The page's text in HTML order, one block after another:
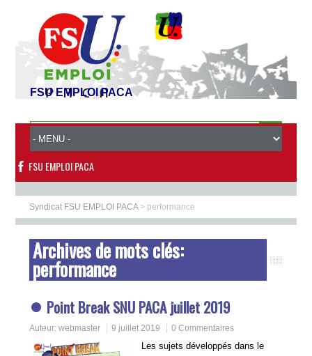
FSU EMPLOI PACA
FSU EMPLOI PACA
Syndicat FSU EMPLOI PACA> performance
Archives de mots clés:
performance
Point Break SNU PACA juillet 2019
Auteur:webmaster 9 juillet 2019 0 Commentaires
Les sujets développés dans le